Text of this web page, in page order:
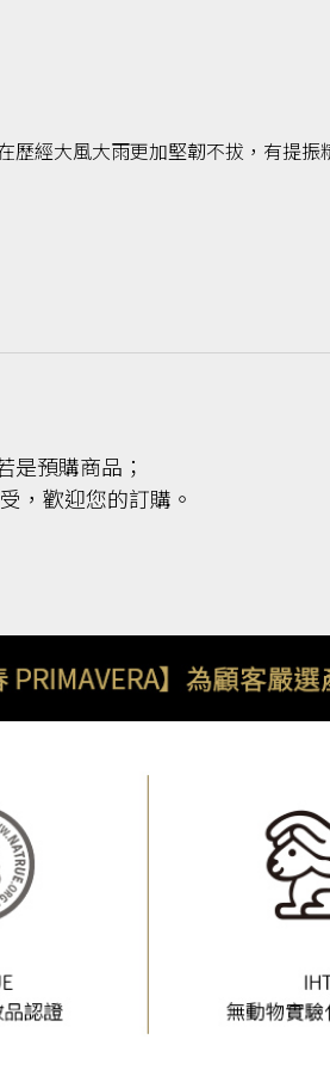
經大風大雨更加堅韌不拔，有提
是預購商品；
，歡迎您的訂購。